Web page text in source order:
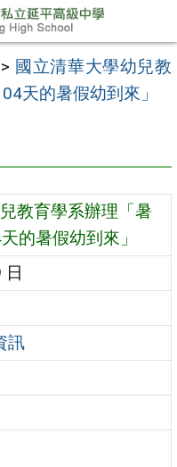
> 國立清華大學幼兒教
天的暑假幼到來」
教育學系辦理「暑
的暑假幼到來」
日
訊